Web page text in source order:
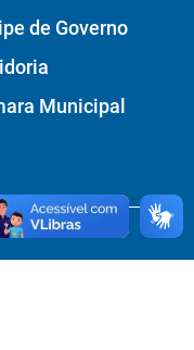
de Governo
Municipal